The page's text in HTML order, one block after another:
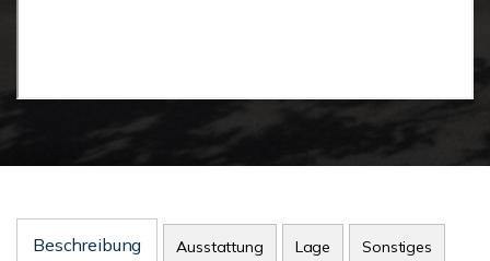
Beschreibung Ausstattung Lage Sonstiges